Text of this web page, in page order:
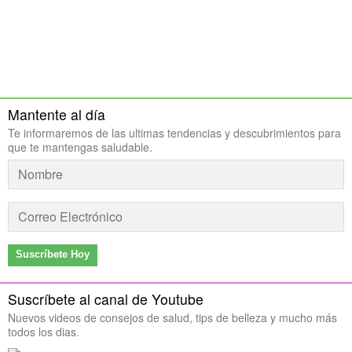
Mantente al día
Te informaremos de las ultimas tendencias y descubrimientos para
que te mantengas saludable.
Suscríbete Hoy
Suscríbete al canal de Youtube
Nuevos videos de consejos de salud, tips de belleza y mucho más
todos los dias.